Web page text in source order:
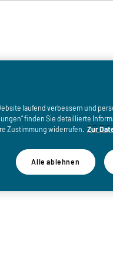
laufend verbessern und
finden Sie detaillierte
Zustimmung widerrufen. Zur
Alle ablehnen